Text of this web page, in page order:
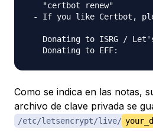
   "certbot renew"
- If you like Certbot,
Donating to ISRG /
Como se indica en las notas,
archivo de clave privada se
/etc/letsencrypt/live/